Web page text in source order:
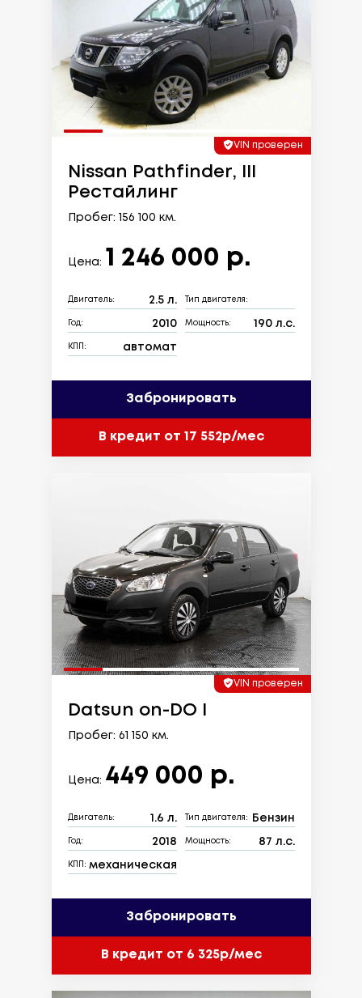
VIN проверен
Nissan Pathfinder, III
Рестайлинг
Пробег: 156 100 км.
Цена: 1 246 000 р.
Двигатель: 2.5 л. Тип двигателя:
Год: 2010 Мощность: 190 л.с.
КПП: автомат
Забронировать
В кредит от 17 552р/мес
VIN проверен
Datsun on-DO I
Пробег: 61 150 км.
Цена: 449 000 р.
Двигатель: 1.6 л. Тип двигателя: Бензин
Год: 2018 Мощность: 87 л.с.
КПП: механическая
Забронировать
В кредит от 6 325р/мес